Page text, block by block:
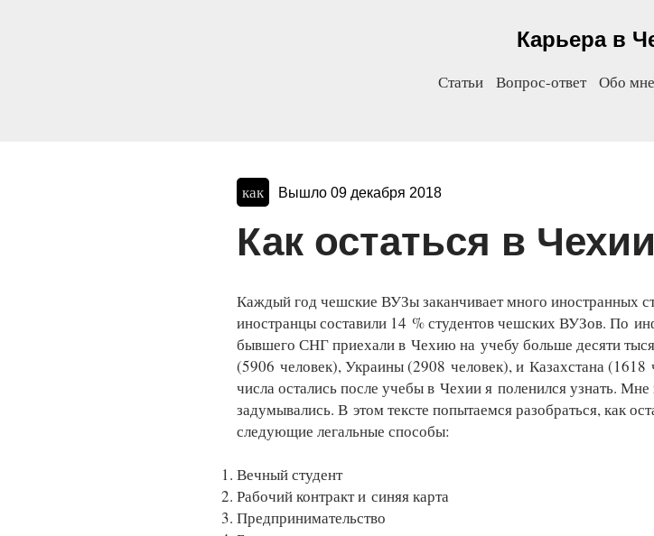
Карьера в
Статьи Вопрос-ответ Обо мне
как Вышло 09 декабря 2018
Как остаться в
Каждый год чешские ВУЗы заканчивает много иностранных
иностранцы составили 14 % студентов чешских ВУЗов. По
бывшего СНГ приехали в Чехию на учебу больше десяти
(5906 человек), Украины (2908 человек), и Казахстана (1618
числа остались после учебы в Чехии я поленился узнать.
задумывались. В этом тексте попытаемся разобраться, как
следующие легальные способы:
Вечный студент
Рабочий контракт и синяя карта
Предпринимательство